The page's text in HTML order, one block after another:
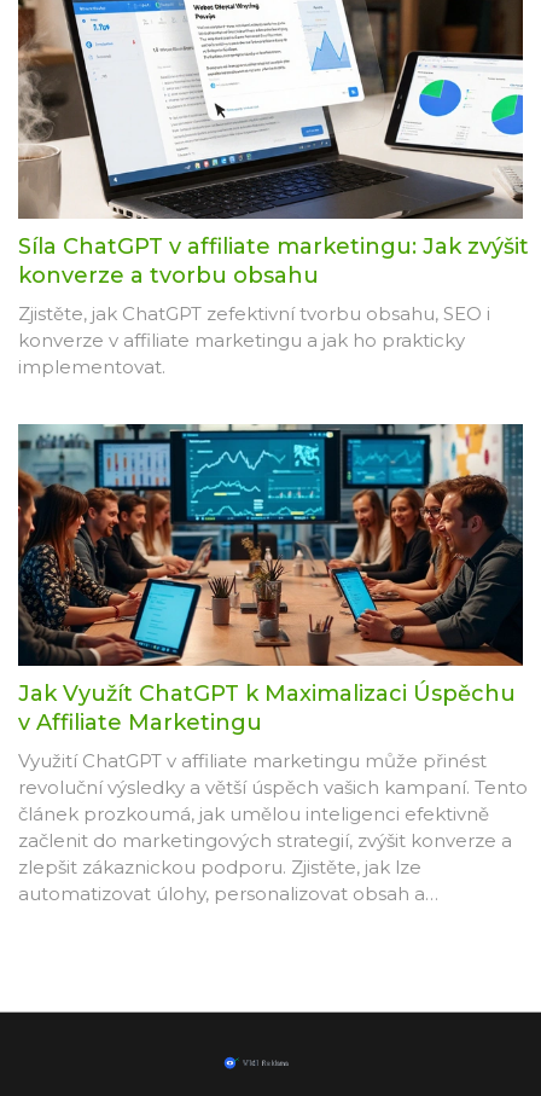
Síla ChatGPT v affiliate marketingu: Jak zvýšit
konverze a tvorbu obsahu
Zjistěte, jak ChatGPT zefektivní tvorbu obsahu, SEO i
konverze v affiliate marketingu a jak ho prakticky
implementovat.
Jak Využít ChatGPT k Maximalizaci Úspěchu
v Affiliate Marketingu
Využití ChatGPT v affiliate marketingu může přinést
revoluční výsledky a větší úspěch vašich kampaní. Tento
článek prozkoumá, jak umělou inteligenci efektivně
začlenit do marketingových strategií, zvýšit konverze a
zlepšit zákaznickou podporu. Zjistěte, jak lze
automatizovat úlohy, personalizovat obsah a